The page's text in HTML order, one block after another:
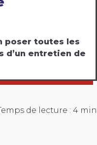
poser toutes les
d’un entretien de
de lecture : 4 min